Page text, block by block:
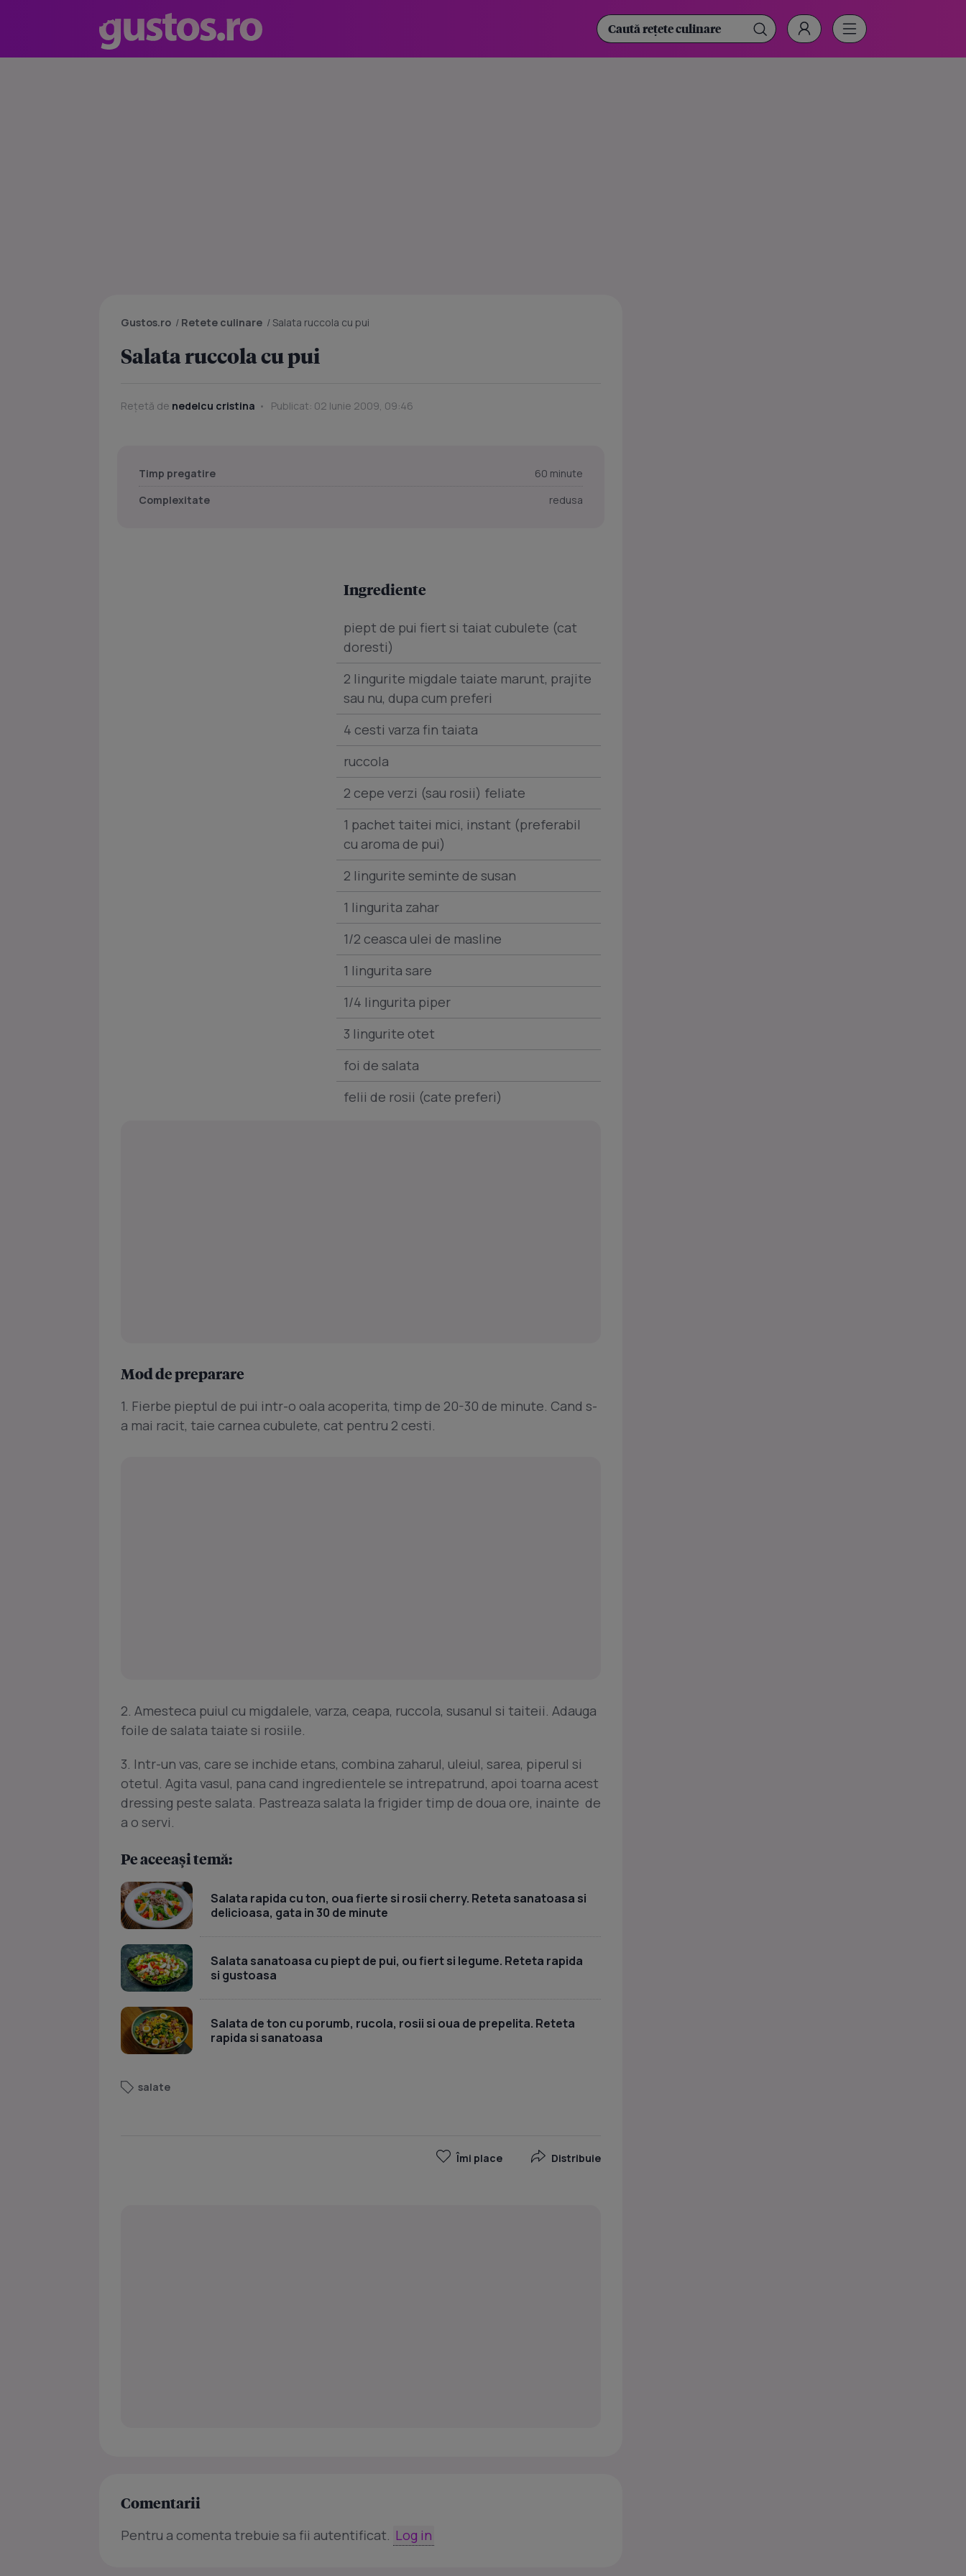
Gustos.ro / Retete culinare /Salata ruccola cu pui
Salata ruccola cu pui
Rețetă de nedelcu cristina Publicat: 02 Iunie 2009, 09:46
Timp pregatire
60 minute
Complexitate
redusa
Ingrediente
piept de pui fiert si taiat cubulete (cat
doresti)
2 lingurite migdale taiate marunt, prajite
sau nu, dupa cum preferi
4 cesti varza fin taiata
ruccola
2 cepe verzi (sau rosii) feliate
1 pachet taitei mici, instant (preferabil
cu aroma de pui)
2 lingurite seminte de susan
1 lingurita zahar
1/2 ceasca ulei de masline
1 lingurita sare
1/4 lingurita piper
3 lingurite otet
foi de salata
felii de rosii (cate preferi)
Mod de preparare
1. Fierbe pieptul de pui intr-o oala acoperita, timp de 20-30 de minute. Cand s-
a mai racit, taie carnea cubulete, cat pentru 2 cesti.
2. Amesteca puiul cu migdalele, varza, ceapa, ruccola, susanul si taiteii. Adauga
foile de salata taiate si rosiile.
3. Intr-un vas, care se inchide etans, combina zaharul, uleiul, sarea, piperul si
otetul. Agita vasul, pana cand ingredientele se intrepatrund, apoi toarna acest
dressing peste salata. Pastreaza salata la frigider timp de doua ore, inainte de
a o servi.
Pe aceeași temă:
Salata rapida cu ton, oua fierte si rosii cherry. Reteta sanatoasa si
delicioasa, gata in 30 de minute
Salata sanatoasa cu piept de pui, ou fiert si legume. Reteta rapida
si gustoasa
Salata de ton cu porumb, rucola, rosii si oua de prepelita. Reteta
rapida si sanatoasa
salate
Îmi place Distribuie
Comentarii
Pentru a comenta trebuie sa fii autentificat. Log in